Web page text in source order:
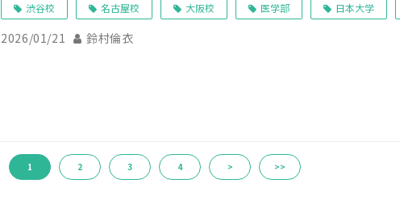
渋谷校 名古屋校 大阪校 医学部 日本大学
2026/01/21 鈴村倫衣
1 2 3 4 > >>